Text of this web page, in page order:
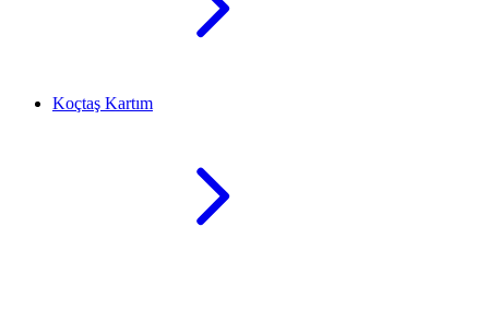
Koçtaş Kartım